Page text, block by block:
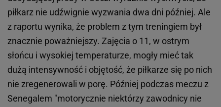
piłkarz nie udźwignie wyzwania dwa dni później. Ale
z raportu wynika, że problem z tym treningiem był
znacznie poważniejszy. Zajęcia o 11, w ostrym
słońcu i wysokiej temperaturze, mogły mieć tak
dużą intensywność i objętość, że piłkarze się po nich
nie zregenerowali w porę. Później podczas meczu z
Senegalem "motorycznie niektórzy zawodnicy nie